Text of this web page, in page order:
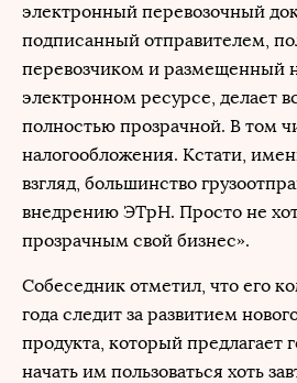
электронный перевозочный
подписанный отправителем,
перевозчиком и размещенный
электронном ресурсе, делает
полностью прозрачной. В том
налогообложения. Кстати,
взгляд, большинство
внедрению ЭТрН. Просто не
прозрачным свой бизнес».
Собеседник отметил, что его
года следит за развитием
продукта, который предлагает
начать им пользоваться хоть